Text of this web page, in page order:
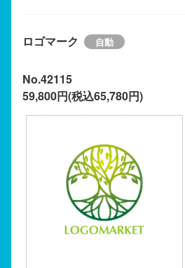
ロゴマーク
No.42115
59,800円(税込65,780円)